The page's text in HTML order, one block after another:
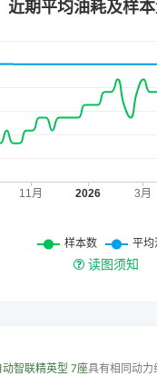
读图须知
智联精英型 7座具有相同动力